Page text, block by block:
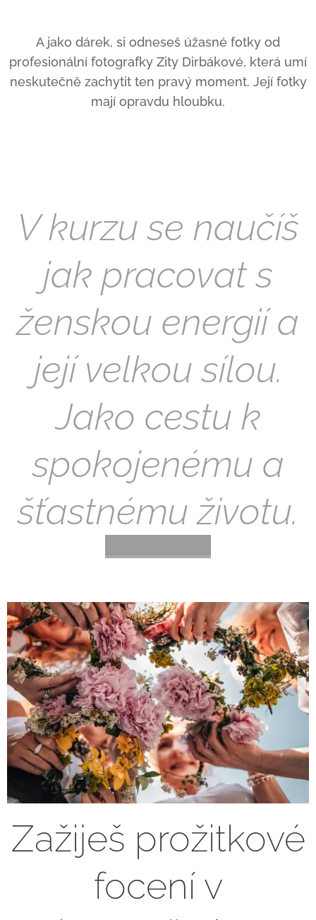
A jako dárek, si odneseš úžasné fotky od
profesionální fotografky Zity Dirbákové, která umí
neskutečně zachytit ten pravý moment. Její fotky
mají opravdu hloubku.
V kurzu se naučíš
jak pracovat s
ženskou energií a
její velkou sílou.
Jako cestu k
spokojenému a
šťastnému životu.
Zažiješ prožitkové
focení v